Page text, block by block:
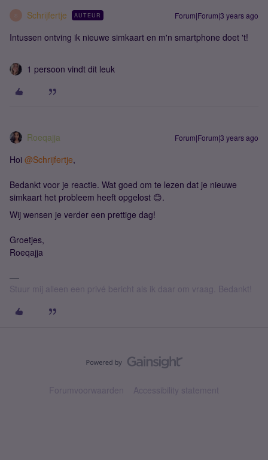
S Schrijfertje AUTEUR Forum|Forum|3 years ago
Intussen ontving ik nieuwe simkaart en m'n smartphone doet 't!
1 persoon vindt dit leuk
Roeqajja Forum|Forum|3 years ago
Hoi @Schrijfertje,
Bedankt voor je reactie. Wat goed om te lezen dat je nieuwe
simkaart het probleem heeft opgelost 😊.
Wij wensen je verder een prettige dag!
Groetjes,
Roeqajja
Stuur mij alleen een privé bericht als ik daar om vraag. Bedankt!
Forumvoorwaarden Accessibility statement